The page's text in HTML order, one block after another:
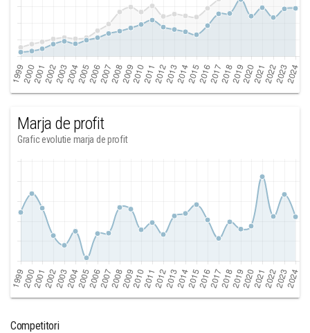
Marja de profit
Grafic evolutie marja de profit
Competitori